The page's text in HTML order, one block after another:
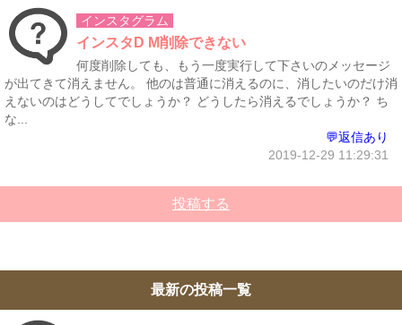
インスタグラム
インスタD M削除できない
何度削除しても、もう一度実行して下さいのメッセージ
が出てきて消えません。 他のは普通に消えるのに、消したいのだけ消
えないのはどうしてでしょうか？ どうしたら消えるでしょうか？ ち
な...
💬返信あり
2019-12-29 11:29:31
投稿する
最新の投稿一覧